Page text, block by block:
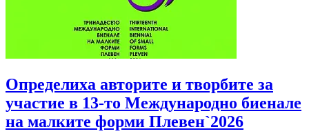
Определиха авторите и творбите за
участие в 13-то Международно биенале
на малките форми Плевен`2026